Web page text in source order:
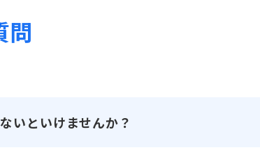
問
いといけませんか？